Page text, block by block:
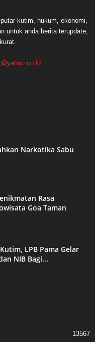
kutim, hukum, ekonomi,
untuk anda berita terupdate,
Narkotika Sabu
Rasa
Goa Taman
LPB Pama Gelar
NIB Bagi...
13567